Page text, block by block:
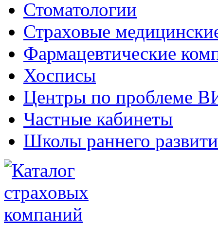
Стоматологии
Страховые
Фармацевтические
Хосписы
Центры по проблеме
Частные кабинеты
Школы раннего